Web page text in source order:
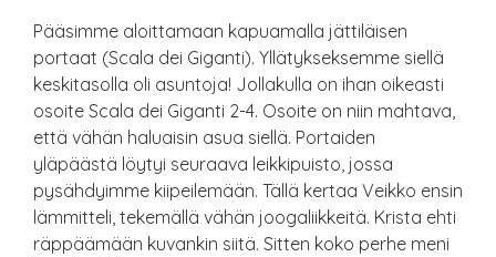
Pääsimme aloittamaan kapuamalla jättiläisen
portaat (Scala dei Giganti). Yllätykseksemme siellä
keskitasolla oli asuntoja! Jollakulla on ihan oikeasti
osoite Scala dei Giganti 2-4. Osoite on niin mahtava,
että vähän haluaisin asua siellä. Portaiden
yläpäästä löytyi seuraava leikkipuisto, jossa
pysähdyimme kiipeilemään. Tällä kertaa Veikko ensin
lämmitteli, tekemällä vähän joogaliikkeitä. Krista ehti
räppäämään kuvankin siitä. Sitten koko perhe meni